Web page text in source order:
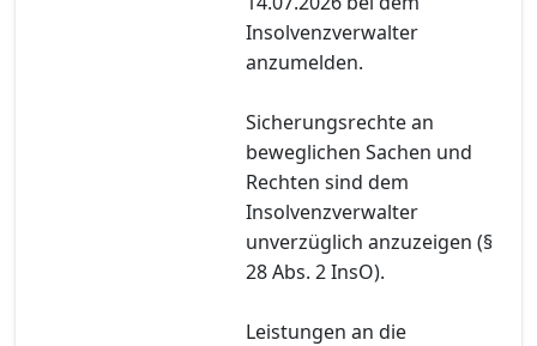
Insolvenzverwalter
anzumelden.
Sicherungsrechte an
beweglichen Sachen und
Rechten sind dem
Insolvenzverwalter
unverzüglich anzuzeigen (§
28 Abs. 2 InsO).
Leistungen an die